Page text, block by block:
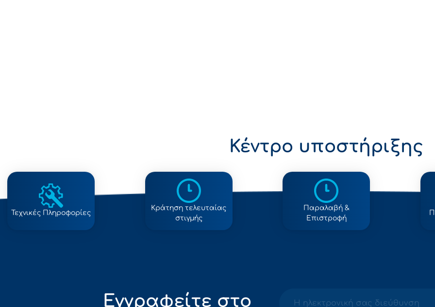
Κέντρο υποστήριξης
Τεχνικές Πληροφορίες
Κράτηση τελευταίας
στιγμής
Παραλαβή &
Επιστροφή
Εγγραφείτε στο